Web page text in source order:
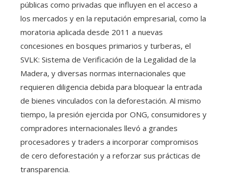
públicas como privadas que influyen en el acceso a
los mercados y en la reputación empresarial, como la
moratoria aplicada desde 2011 a nuevas
concesiones en bosques primarios y turberas, el
SVLK: Sistema de Verificación de la Legalidad de la
Madera, y diversas normas internacionales que
requieren diligencia debida para bloquear la entrada
de bienes vinculados con la deforestación. Al mismo
tiempo, la presión ejercida por ONG, consumidores y
compradores internacionales llevó a grandes
procesadores y traders a incorporar compromisos
de cero deforestación y a reforzar sus prácticas de
transparencia.